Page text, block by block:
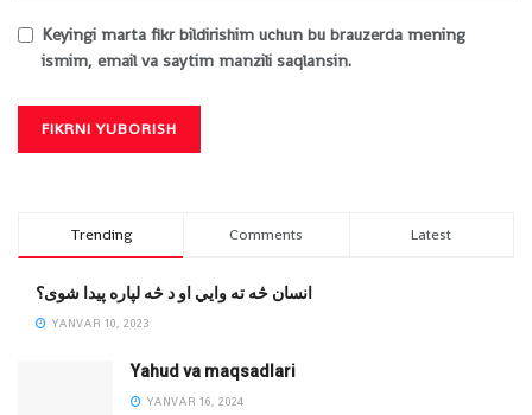
Keyingi marta fikr bildirishim uchun bu brauzerda mening
ismim, email va saytim manzili saqlansin.
Trending Comments Latest
انسان څه ته وایي او د څه لپاره پیدا شوی؟
YANVAR 10, 2023
Yahud va maqsadlari
YANVAR 16, 2024